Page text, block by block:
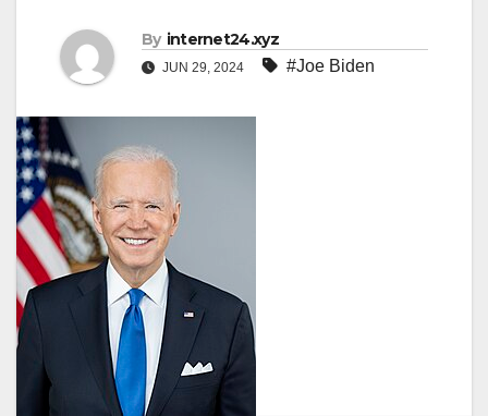
By internet24.xyz
JUN 29, 2024 #Joe Biden